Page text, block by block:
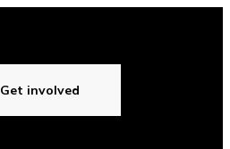
Get involved